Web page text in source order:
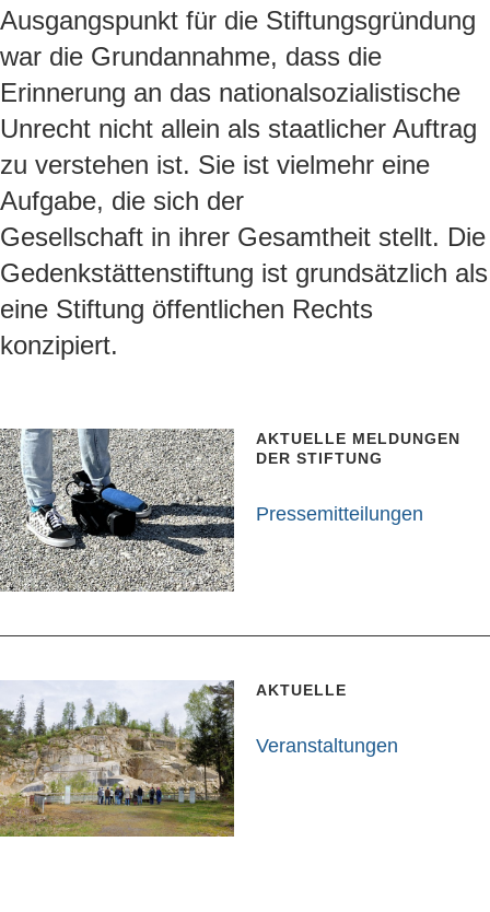
Ausgangspunkt für die Stiftungsgründung
war die Grundannahme, dass die
Erinnerung an das nationalsozialistische
Unrecht nicht allein als staatlicher Auftrag
zu verstehen ist. Sie ist vielmehr eine
Aufgabe, die sich der
Gesellschaft in ihrer Gesamtheit stellt. Die
Gedenkstättenstiftung ist grundsätzlich als
eine Stiftung öffentlichen Rechts
konzipiert.
AKTUELLE MELDUNGEN
DER STIFTUNG
Pressemitteilungen
AKTUELLE
Veranstaltungen